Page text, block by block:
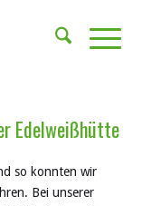
Edelweißhütte
so konnten wir
. Bei unserer